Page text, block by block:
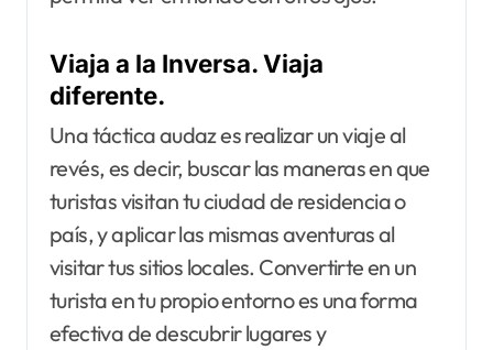
Viaja a la Inversa. Viaja
diferente.
Una táctica audaz es realizar un viaje al
revés, es decir, buscar las maneras en que
turistas visitan tu ciudad de residencia o
país, y aplicar las mismas aventuras al
visitar tus sitios locales. Convertirte en un
turista en tu propio entorno es una forma
efectiva de descubrir lugares y